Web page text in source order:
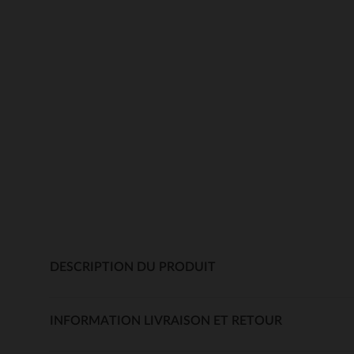
DESCRIPTION DU PRODUIT
INFORMATION LIVRAISON ET RETOUR